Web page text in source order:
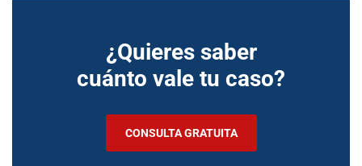
¿Quieres saber
cuánto vale tu caso?
CONSULTA GRATUITA